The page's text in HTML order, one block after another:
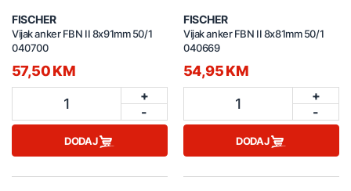
FISCHER
Vijak anker FBN II 8x91mm 50/1
040700
57,50 KM
1
+
-
DODAJ
FISCHER
Vijak anker FBN II 8x81mm 50/1
040669
54,95 KM
1
+
-
DODAJ